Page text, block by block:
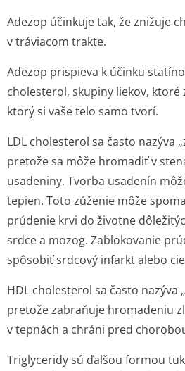
Adezop účinkuje tak, že znižuje
v tráviacom trakte.
Adezop prispieva k účinku
cholesterol, skupiny liekov,
ktorý si vaše telo samo tvorí.
LDL cholesterol sa často nazýva
pretože sa môže hromadiť v
usadeniny. Tvorba usadenín
tepien. Toto zúženie môže
prúdenie krvi do životne
srdce a mozog. Zablokovanie
spôsobiť srdcový infarkt alebo
HDL cholesterol sa často nazýva
pretože zabraňuje hromadeniu
v tepnách a chráni pred
Triglyceridy sú ďalšou formou